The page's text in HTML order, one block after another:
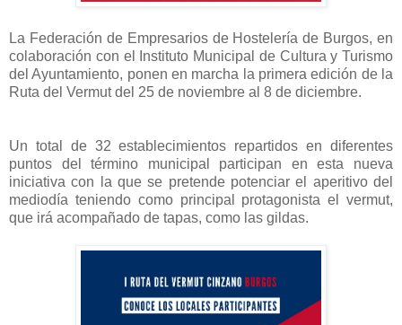
La Federación de Empresarios de Hostelería de Burgos, en
colaboración con el Instituto Municipal de Cultura y Turismo
del Ayuntamiento, ponen en marcha la primera edición de la
Ruta del Vermut del 25 de noviembre al 8 de diciembre.
Un total de 32 establecimientos repartidos en diferentes
puntos del término municipal participan en esta nueva
iniciativa con la que se pretende potenciar el aperitivo del
mediodía teniendo como principal protagonista el vermut,
que irá acompañado de tapas, como las gildas.